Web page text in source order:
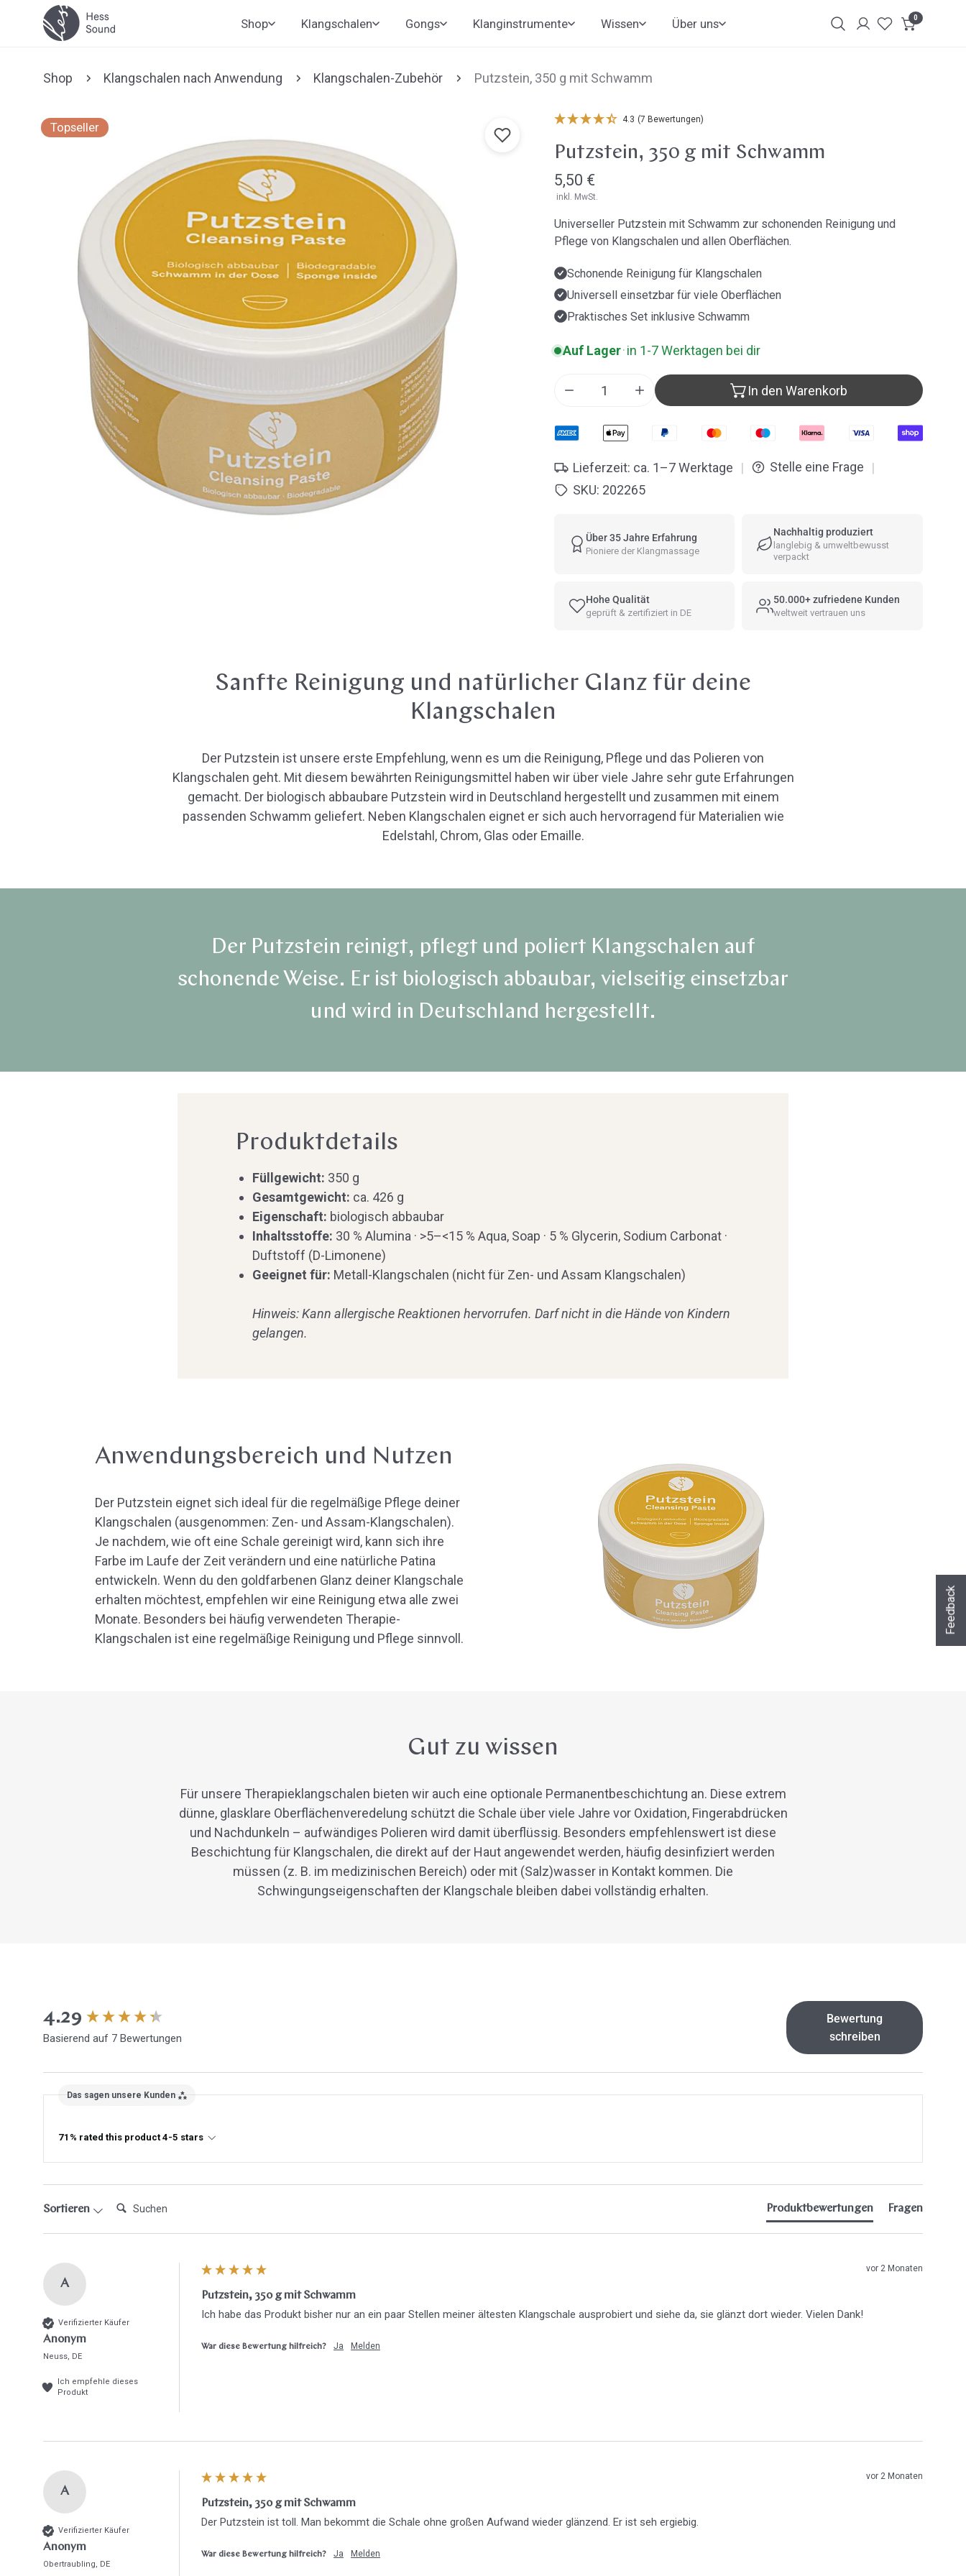
Zum
Inhalt
springen
Shop Klangschalen Gongs Klanginstrumente Wissen Über uns
Login
0Artikel
Shop Klangschalen nach Anwendung Klangschalen-Zubehör Putzstein, 350 g mit Schwamm
Topseller
Zu den
Produktinformationen
4.3 (7 Bewertungen)
Putzstein, 350 g mit Schwamm
Regulärer
Preis
5,50 €
inkl. MwSt.
Universeller Putzstein mit Schwamm zur schonenden Reinigung und
Pflege von Klangschalen und allen Oberflächen.
Schonende Reinigung für Klangschalen
Universell einsetzbar für viele Oberflächen
Praktisches Set inklusive Schwamm
Auf Lager·in 1-7 Werktagen bei dir
Menge für Putzstein, 350 g mit Schwamm verringern
Menge für Putzstein, 350 g mit Schwamm erhöhen
In den Warenkorb
Lieferzeit: ca. 1–7 Werktage | Stelle eine Frage
|
SKU: 202265
Über 35 Jahre Erfahrung
Pioniere der Klangmassage
Nachhaltig produziert
langlebig & umweltbewusst
verpackt
Hohe Qualität
geprüft & zertifiziert in DE
50.000+ zufriedene Kunden
weltweit vertrauen uns
Sanfte Reinigung und natürlicher Glanz für deine
Klangschalen
Der Putzstein ist unsere erste Empfehlung, wenn es um die Reinigung, Pflege und das Polieren von
Klangschalen geht. Mit diesem bewährten Reinigungsmittel haben wir über viele Jahre sehr gute Erfahrungen
gemacht. Der biologisch abbaubare Putzstein wird in Deutschland hergestellt und zusammen mit einem
passenden Schwamm geliefert. Neben Klangschalen eignet er sich auch hervorragend für Materialien wie
Edelstahl, Chrom, Glas oder Emaille.
Der Putzstein reinigt, pflegt und poliert Klangschalen auf
schonende Weise. Er ist biologisch abbaubar, vielseitig einsetzbar
und wird in Deutschland hergestellt.
Produktdetails
Füllgewicht: 350 g
Gesamtgewicht: ca. 426 g
Eigenschaft: biologisch abbaubar
Inhaltsstoffe: 30 % Alumina · >5–<15 % Aqua, Soap · 5 % Glycerin, Sodium Carbonat ·
Duftstoff (D-Limonene)
Geeignet für: Metall-Klangschalen (nicht für Zen- und Assam Klangschalen)
Hinweis: Kann allergische Reaktionen hervorrufen. Darf nicht in die Hände von Kindern
gelangen.
Anwendungsbereich und Nutzen
Der Putzstein eignet sich ideal für die regelmäßige Pflege deiner
Klangschalen (ausgenommen: Zen- und Assam-Klangschalen).
Je nachdem, wie oft eine Schale gereinigt wird, kann sich ihre
Farbe im Laufe der Zeit verändern und eine natürliche Patina
entwickeln. Wenn du den goldfarbenen Glanz deiner Klangschale
erhalten möchtest, empfehlen wir eine Reinigung etwa alle zwei
Monate. Besonders bei häufig verwendeten Therapie-
Klangschalen ist eine regelmäßige Reinigung und Pflege sinnvoll.
Gut zu wissen
Für unsere Therapieklangschalen bieten wir auch eine optionale Permanentbeschichtung an. Diese extrem
dünne, glasklare Oberflächenveredelung schützt die Schale über viele Jahre vor Oxidation, Fingerabdrücken
und Nachdunkeln – aufwändiges Polieren wird damit überflüssig. Besonders empfehlenswert ist diese
Beschichtung für Klangschalen, die direkt auf der Haut angewendet werden, häufig desinfiziert werden
müssen (z. B. im medizinischen Bereich) oder mit (Salz)wasser in Kontakt kommen. Die
Schwingungseigenschaften der Klangschale bleiben dabei vollständig erhalten.
4.29
Basierend auf 7 Bewertungen
Bewertung
schreiben
Das sagen unsere Kunden
71% rated this product 4-5 stars
Sortieren
Suchen: Produktbewertungen Fragen
A
Verifizierter Käufer
Anonym
Neuss, DE
Ich empfehle dieses
Produkt
Putzstein, 350 g mit Schwamm
Ich habe das Produkt bisher nur an ein paar Stellen meiner ältesten Klangschale ausprobiert und siehe da, sie glänzt dort wieder. Vielen Dank!
War diese Bewertung hilfreich? Ja Melden
vor 2 Monaten
A
Verifizierter Käufer
Anonym
Obertraubling, DE
Putzstein, 350 g mit Schwamm
Der Putzstein ist toll. Man bekommt die Schale ohne großen Aufwand wieder glänzend. Er ist seh ergiebig.
War diese Bewertung hilfreich? Ja Melden
vor 2 Monaten
New content loaded
Feedback
Hast du heute gefunden, was du
Nein